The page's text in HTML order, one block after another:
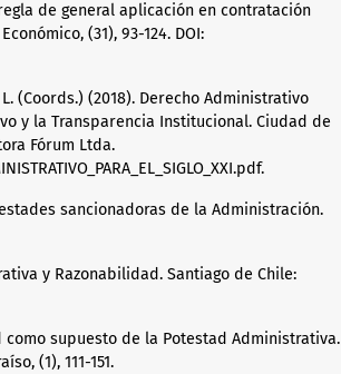
de general aplicación en contratación
(31), 93-124. DOI:
(Coords.) (2018). Derecho Administrativo
y la Transparencia Institucional. Ciudad de
Fórum Ltda.
sancionadoras de la Administración.
y Razonabilidad. Santiago de Chile:
como supuesto de la Potestad Administrativa.
(1), 111-151.